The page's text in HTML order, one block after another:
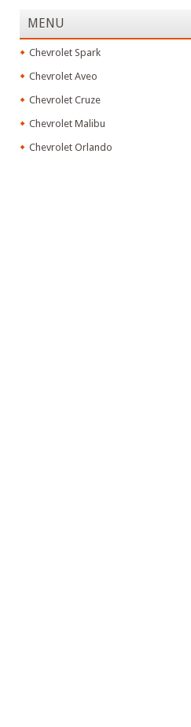
MENU
Chevrolet Spark
Chevrolet Aveo
Chevrolet Cruze
Chevrolet Malibu
Chevrolet Orlando